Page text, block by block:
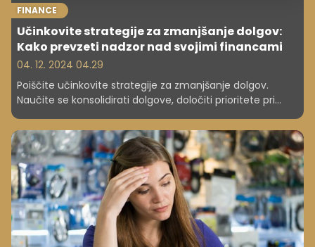
FINANCE
Učinkovite strategije za zmanjšanje dolgov:
Kako prevzeti nadzor nad svojimi financami
04. 12. 2024 04.29
Poiščite učinkovite strategije za zmanjšanje dolgov.
Naučite se konsolidirati dolgove, določiti prioritete pri
odplačevanju in preprečiti dodatno zadolževanje.
Prevzemite nadzor nad svojimi financami še danes!